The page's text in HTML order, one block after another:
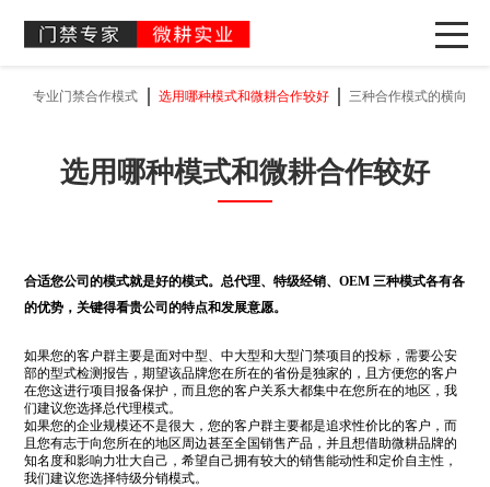
专业门禁合作模式 选用哪种模式和微耕合作较好 三种合作模式的横向比
选用哪种模式和微耕合作较好
合适您公司的模式就是好的模式。总代理、特级经销、OEM 三种模式各有各
的优势，关键得看贵公司的特点和发展意愿。
如果您的客户群主要是面对中型、中大型和大型门禁项目的投标，需要公安
部的型式检测报告，期望该品牌您在所在的省份是独家的，且方便您的客户
在您这进行项目报备保护，而且您的客户关系大都集中在您所在的地区，我
们建议您选择总代理模式。
如果您的企业规模还不是很大，您的客户群主要都是追求性价比的客户，而
且您有志于向您所在的地区周边甚至全国销售产品，并且想借助微耕品牌的
知名度和影响力壮大自己，希望自己拥有较大的销售能动性和定价自主性，
我们建议您选择特级分销模式。